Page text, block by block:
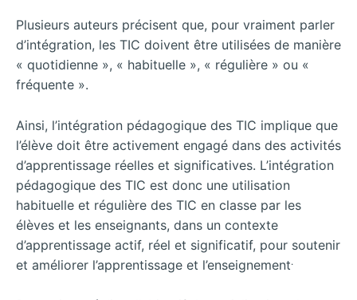
Plusieurs auteurs précisent que, pour vraiment parler
d’intégration, les TIC doivent être utilisées de manière
« quotidienne », « habituelle », « régulière » ou «
fréquente ».
Ainsi, l’intégration pédagogique des TIC implique que
l’élève doit être activement engagé dans des activités
d’apprentissage réelles et significatives. L’intégration
pédagogique des TIC est donc une utilisation
habituelle et régulière des TIC en classe par les
élèves et les enseignants, dans un contexte
d’apprentissage actif, réel et significatif, pour soutenir
et améliorer l’apprentissage et l’enseignement.